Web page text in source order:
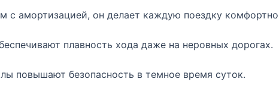
с амортизацией, он делает каждую поездку
плавность хода даже на неровных дорогах.
повышают безопасность в темное время суток.